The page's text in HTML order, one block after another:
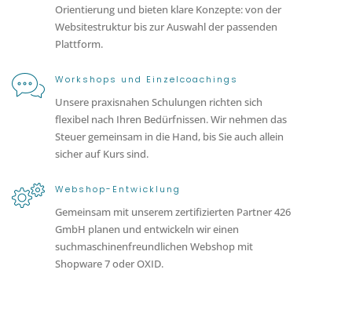
Orientierung und bieten klare Konzepte: von der
Websitestruktur bis zur Auswahl der passenden
Plattform.
Workshops und Einzelcoachings
Unsere praxisnahen Schulungen richten sich
flexibel nach Ihren Bedürfnissen. Wir nehmen das
Steuer gemeinsam in die Hand, bis Sie auch allein
sicher auf Kurs sind.
Webshop-Entwicklung
Gemeinsam mit unserem zertifizierten Partner 426
GmbH planen und entwickeln wir einen
suchmaschinenfreundlichen Webshop mit
Shopware 7 oder OXID.